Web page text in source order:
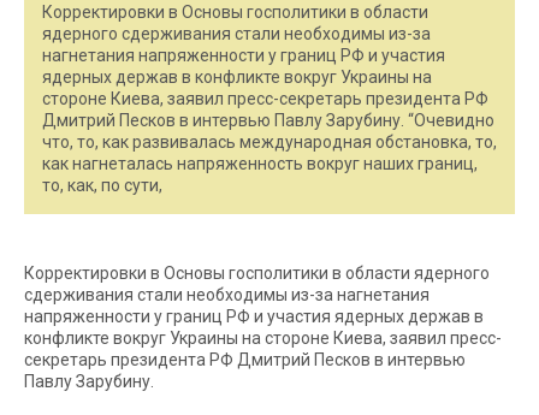
Корректировки в Основы госполитики в области
ядерного сдерживания стали необходимы из-за
нагнетания напряженности у границ РФ и участия
ядерных держав в конфликте вокруг Украины на
стороне Киева, заявил пресс-секретарь президента РФ
Дмитрий Песков в интервью Павлу Зарубину. “Очевидно
что, то, как развивалась международная обстановка, то,
как нагнеталась напряженность вокруг наших границ,
то, как, по сути,
Корректировки в Основы госполитики в области ядерного
сдерживания стали необходимы из-за нагнетания
напряженности у границ РФ и участия ядерных держав в
конфликте вокруг Украины на стороне Киева, заявил пресс-
секретарь президента РФ Дмитрий Песков в интервью
Павлу Зарубину.